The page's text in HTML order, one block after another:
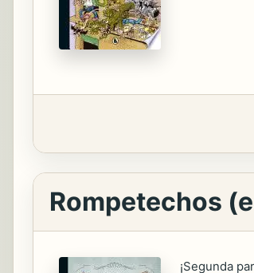
Rompetechos
¡Segunda